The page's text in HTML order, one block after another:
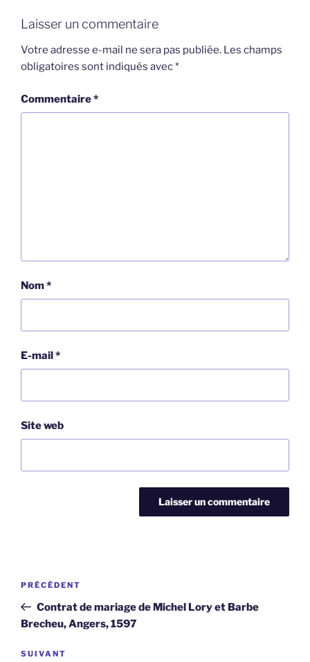
Laisser un commentaire
Votre adresse e-mail ne sera pas publiée. Les champs
obligatoires sont indiqués avec*
Commentaire*
Nom*
E-mail*
Site web
Navigation
l’article
Article
précédent
PRÉCÉDENT
Contrat de mariage de Michel Lory et Barbe
Brecheu, Angers, 1597
Article
SUIVANT